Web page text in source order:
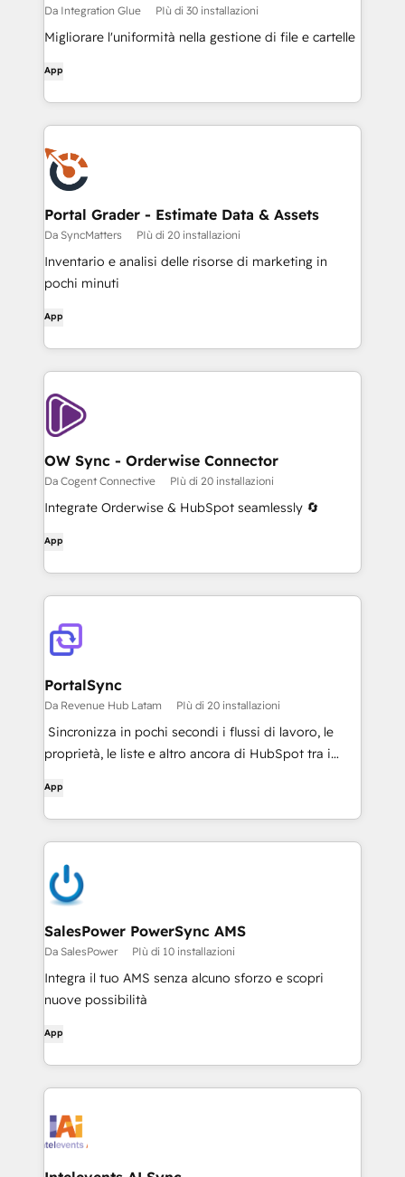
Da Integration Glue PIù di 30 installazioni
Migliorare l'uniformità nella gestione di file e cartelle
App
Portal Grader - Estimate Data & Assets
Da SyncMatters PIù di 20 installazioni
Inventario e analisi delle risorse di marketing in
pochi minuti
App
OW Sync - Orderwise Connector
Da Cogent Connective PIù di 20 installazioni
Integrate Orderwise & HubSpot seamlessly 🔄
App
PortalSync
Da Revenue Hub Latam PIù di 20 installazioni
⁠ Sincronizza in pochi secondi i flussi di lavoro, le
proprietà, le liste e altro ancora di HubSpot tra i
App
SalesPower PowerSync AMS
Da SalesPower PIù di 10 installazioni
Integra il tuo AMS senza alcuno sforzo e scopri
nuove possibilità
App